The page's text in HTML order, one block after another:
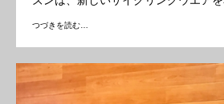
つづきを読む…